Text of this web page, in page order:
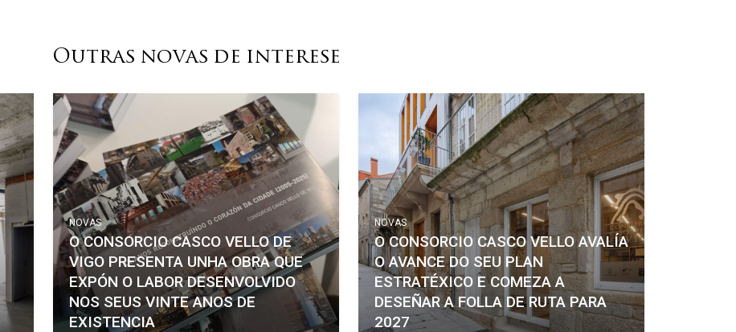
Outras novas de interese
NOVAS
O CONSORCIO CASCO VELLO DE
VIGO PRESENTA UNHA OBRA QUE
EXPÓN O LABOR DESENVOLVIDO
NOS SEUS VINTE ANOS DE
EXISTENCIA
NOVAS
O CONSORCIO CASCO VELLO AVALÍA
O AVANCE DO SEU PLAN
ESTRATÉXICO E COMEZA A
DESEÑAR A FOLLA DE RUTA PARA
2027